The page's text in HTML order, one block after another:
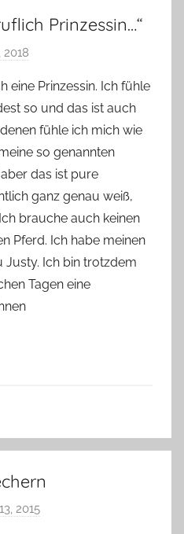
Prinzessin…“
2018
n
Y
v
o
n
n
e
eine Prinzessin. Ich fühle
so und das ist auch
fühle ich mich wie
so genannten
aber das ist pure
ganz genau weiß,
brauche auch keinen
Pferd. Ich habe meinen
Justy. Ich bin trotzdem
Tagen eine
2015